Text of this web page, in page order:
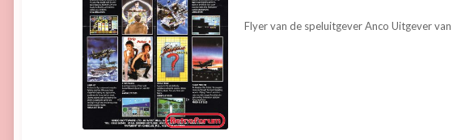
Flyer van de speluitgever Anco Uitgever